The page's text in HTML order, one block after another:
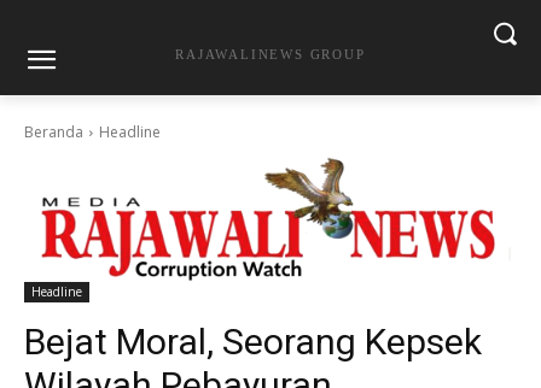
RAJAWALINEWS GROUP
Beranda Headline
Headline
Bejat Moral, Seorang Kepsek